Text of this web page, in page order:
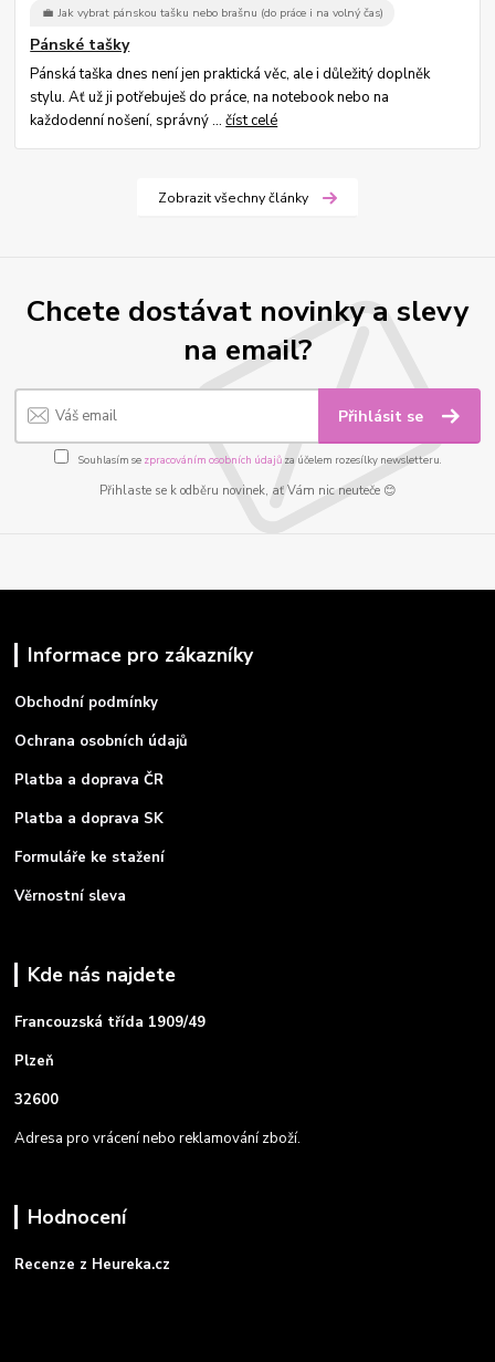
💼 Jak vybrat pánskou tašku nebo brašnu (do práce i na volný čas)
Pánské tašky
Pánská taška dnes není jen praktická věc, ale i důležitý doplněk
stylu. Ať už ji potřebuješ do práce, na notebook nebo na
každodenní nošení, správný ...číst celé
Zobrazit všechny články
Chcete dostávat novinky a slevy
na email?
Přihlásit se
Souhlasím se zpracováním osobních údajůza účelem rozesílky newsletteru.
Přihlaste se k odběru novinek, ať Vám nic neuteče 😊
Informace pro zákazníky
Obchodní podmínky
Ochrana osobních údajů
Platba a doprava ČR
Platba a doprava SK
Formuláře ke stažení
Věrnostní sleva
Kde nás najdete
Francouzská třída 1909/49
Plzeň
32600
Adresa pro vrácení nebo reklamování zboží.
Hodnocení
Recenze z Heureka.cz